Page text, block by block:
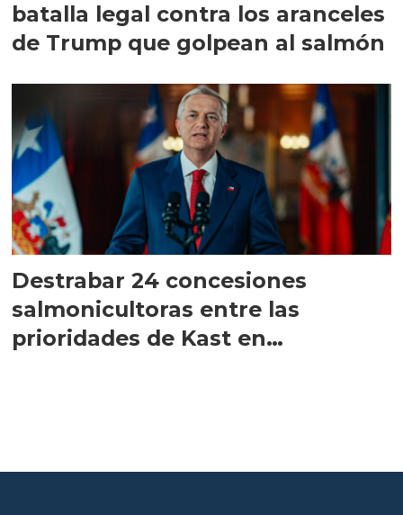
batalla legal contra los aranceles
de Trump que golpean al salmón
Destrabar 24 concesiones
salmonicultoras entre las
prioridades de Kast en